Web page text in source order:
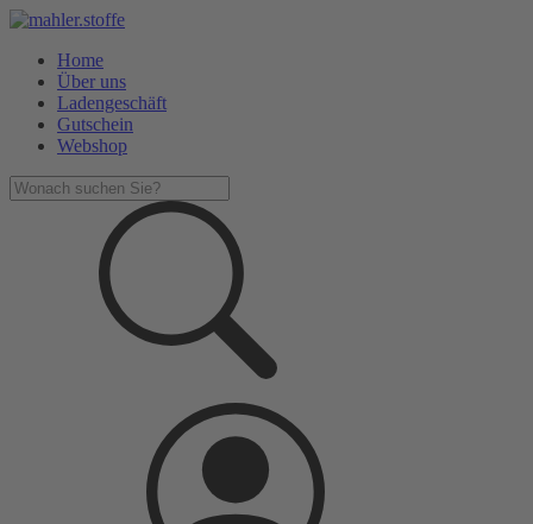
Home
Über uns
Ladengeschäft
Gutschein
Webshop